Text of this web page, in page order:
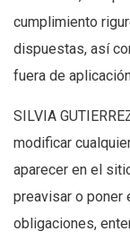
cumplimiento
dispuestas, así
fuera de
SILVIA
modificar
aparecer en el
preavisar o poner
obligaciones,